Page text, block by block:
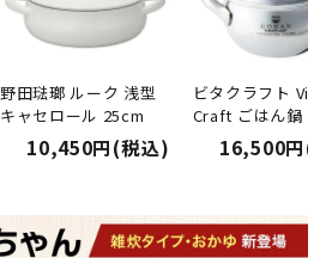
野田琺瑯 ルーク 浅型
キャセロール 25cm
10,450円(税込)
ビタクラフト Vita
Craft ごはん鍋
16,500円(